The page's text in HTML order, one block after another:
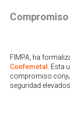
FIMPA, ha
Confemetal
. Esta
compromiso
seguridad